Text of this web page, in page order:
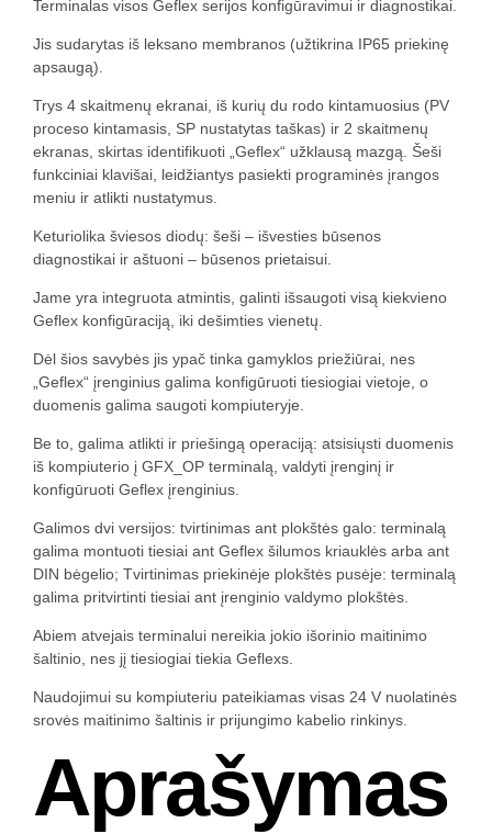
Terminalas visos Geflex serijos konfigūravimui ir diagnostikai.
Jis sudarytas iš leksano membranos (užtikrina IP65 priekinę
apsaugą).
Trys 4 skaitmenų ekranai, iš kurių du rodo kintamuosius (PV
proceso kintamasis, SP nustatytas taškas) ir 2 skaitmenų
ekranas, skirtas identifikuoti „Geflex“ užklausą mazgą. Šeši
funkciniai klavišai, leidžiantys pasiekti programinės įrangos
meniu ir atlikti nustatymus.
Keturiolika šviesos diodų: šeši – išvesties būsenos
diagnostikai ir aštuoni – būsenos prietaisui.
Jame yra integruota atmintis, galinti išsaugoti visą kiekvieno
Geflex konfigūraciją, iki dešimties vienetų.
Dėl šios savybės jis ypač tinka gamyklos priežiūrai, nes
„Geflex“ įrenginius galima konfigūruoti tiesiogiai vietoje, o
duomenis galima saugoti kompiuteryje.
Be to, galima atlikti ir priešingą operaciją: atsisiųsti duomenis
iš kompiuterio į GFX_OP terminalą, valdyti įrenginį ir
konfigūruoti Geflex įrenginius.
Galimos dvi versijos: tvirtinimas ant plokštės galo: terminalą
galima montuoti tiesiai ant Geflex šilumos kriauklės arba ant
DIN bėgelio; Tvirtinimas priekinėje plokštės pusėje: terminalą
galima pritvirtinti tiesiai ant įrenginio valdymo plokštės.
Abiem atvejais terminalui nereikia jokio išorinio maitinimo
šaltinio, nes jį tiesiogiai tiekia Geflexs.
Naudojimui su kompiuteriu pateikiamas visas 24 V nuolatinės
srovės maitinimo šaltinis ir prijungimo kabelio rinkinys.
Aprašymas